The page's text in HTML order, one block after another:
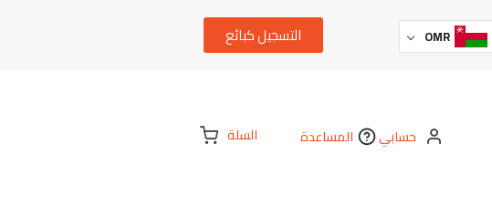
OMR التسجيل كبائع
حسابي المساعدة السلة